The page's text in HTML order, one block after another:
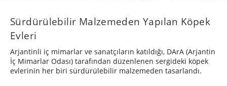
Sürdürülebilir Malzemeden Yapılan Köpek
Evleri
Arjantinli iç mimarlar ve sanatçıların katıldığı, DArA (Arjantin
İç Mimarlar Odası) tarafından düzenlenen sergideki köpek
evlerinin her biri sürdürülebilir malzemeden tasarlandı.